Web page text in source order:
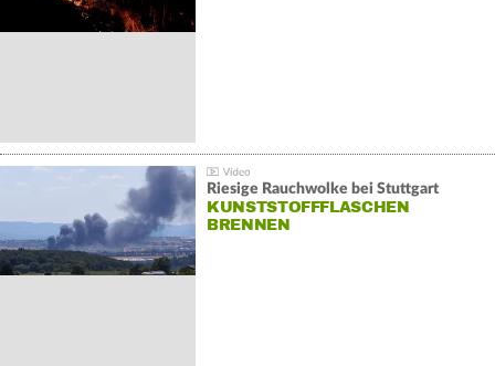
Riesige Rauchwolke bei Stuttgart
KUNSTSTOFFFLASCHEN
BRENNEN